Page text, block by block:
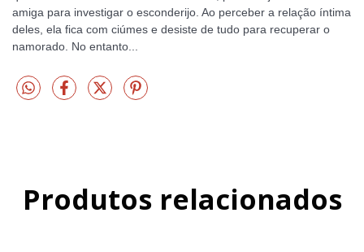
amiga para investigar o esconderijo. Ao perceber a relação íntima
deles, ela fica com ciúmes e desiste de tudo para recuperar o
namorado. No entanto...
Produtos relacionados